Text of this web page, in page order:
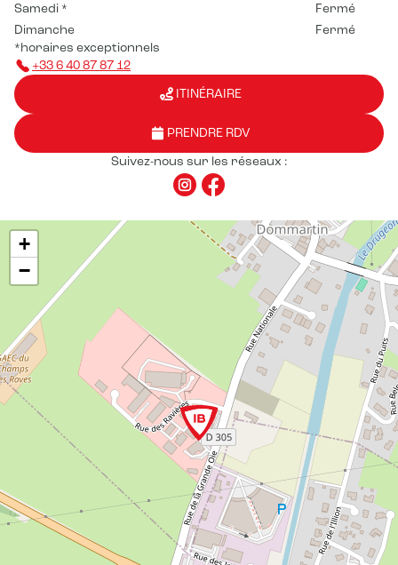
Samedi *
Fermé
Dimanche
Fermé
*horaires exceptionnels
+33 6 40 87 87 12
ITINÉRAIRE
PRENDRE RDV
Suivez-nous sur les réseaux :
+
−